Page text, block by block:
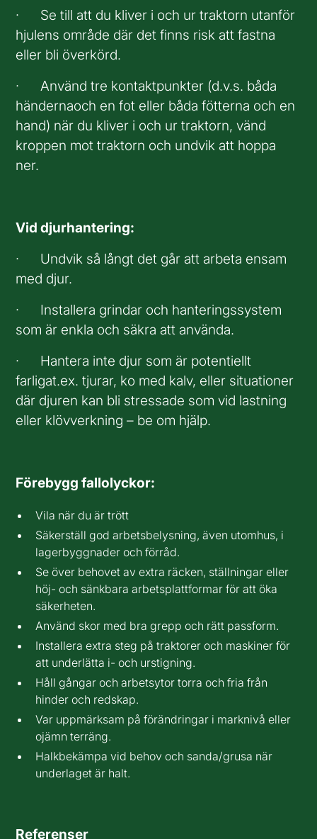
· Se till att du kliver i och ur traktorn utanför
hjulens område där det finns risk att fastna
eller bli överkörd.
· Använd tre kontaktpunkter (d.v.s. båda
händernaoch en fot eller båda fötterna och en
hand) när du kliver i och ur traktorn, vänd
kroppen mot traktorn och undvik att hoppa
ner.
Vid djurhantering:
· Undvik så långt det går att arbeta ensam
med djur.
· Installera grindar och hanteringssystem
som är enkla och säkra att använda.
· Hantera inte djur som är potentiellt
farligat.ex. tjurar, ko med kalv, eller situationer
där djuren kan bli stressade som vid lastning
eller klövverkning – be om hjälp.
Förebygg fallolyckor:
Vila när du är trött
Säkerställ god arbetsbelysning, även utomhus, i
lagerbyggnader och förråd.
Se över behovet av extra räcken, ställningar eller
höj- och sänkbara arbetsplattformar för att öka
säkerheten.
Använd skor med bra grepp och rätt passform.
Installera extra steg på traktorer och maskiner för
att underlätta i- och urstigning.
Håll gångar och arbetsytor torra och fria från
hinder och redskap.
Var uppmärksam på förändringar i marknivå eller
ojämn terräng.
Halkbekämpa vid behov och sanda/grusa när
underlaget är halt.
Referenser